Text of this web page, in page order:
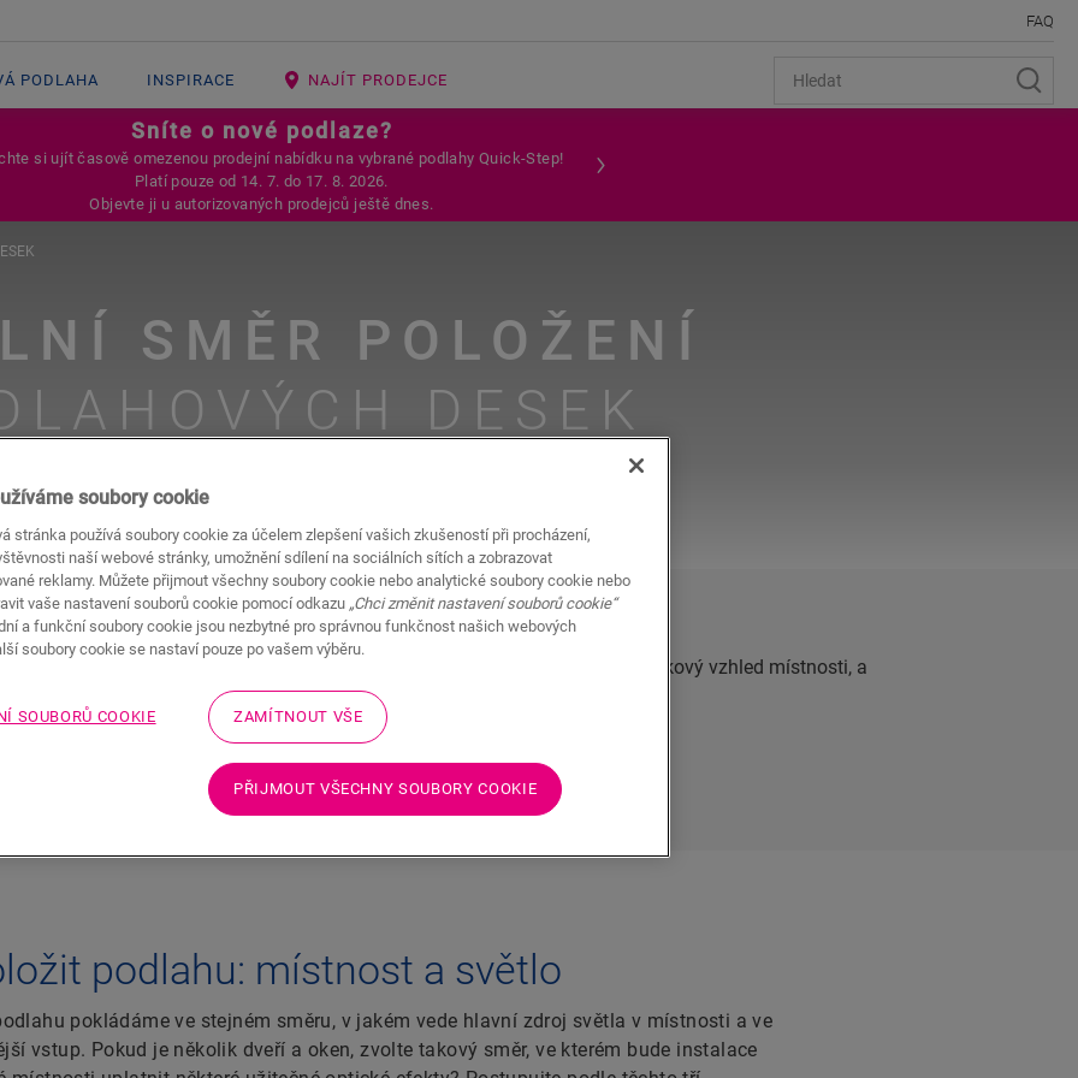
PODLAHA INSPIRACE NAJÍT PRODEJCE
FAQ
Sníte o nové podlaze?
si ujít časově omezenou prodejní nabídku na vybrané podlahy Quick-Step!
Platí pouze od 14. 7. do 17. 8. 2026.
Objevte ji u autorizovaných prodejců ještě dnes.
SMĚR POLOŽENÍ
DESEK
#instalace
a
Směr položení podlahových prken má obrovský vliv na celkový vzhled místnosti, a
rozhodování o něm proto může být tvrdým oříškem.
podlahu: místnost a světlo
pokládáme ve stejném směru, v jakém vede hlavní zdroj světla v místnosti a ve
vstup. Pokud je několik dveří a oken, zvolte takový směr, ve kterém bude instalace
soubory cookie
stránka používá soubory cookie za účelem zlepšení vašich zkušeností při procházení,
naší webové stránky, umožnění sdílení na sociálních sítích a zobrazovat
reklamy. Můžete přijmout všechny soubory cookie nebo analytické soubory cookie nebo
vaše nastavení souborů cookie pomocí odkazu „Chci změnit nastavení souborů cookie“
a funkční soubory cookie jsou nezbytné pro správnou funkčnost našich webových
soubory cookie se nastaví pouze po vašem výběru.
SOUBORŮ COOKIE ZAMÍTNOUT VŠE
PŘIJMOUT VŠECHNY SOUBORY COOKIE